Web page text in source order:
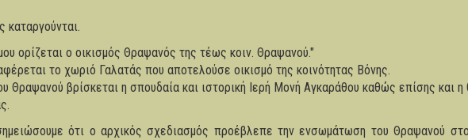
καταργούνται.
ορίζεται ο οικισμός Θραψανός της τέως κοιν. Θραψανού."
το χωριό Γαλατάς που αποτελούσε οικισμό της κοινότητας Βόνης.
Θραψανού βρίσκεται η σπουδαία και ιστορική Ιερή Μονή Αγκαράθου καθώς επίσης και
ότι ο αρχικός σχεδιασμός προέβλεπε την ενσωμάτωση του Θραψανού